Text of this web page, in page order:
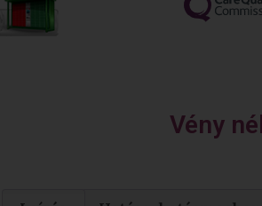
Vény